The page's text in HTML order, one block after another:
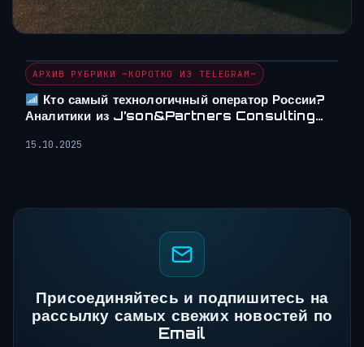
АРХИВ РУБРИКИ ~КОРОТКО ИЗ TELEGRAM~
Кто самый технологичный оператор России?
Аналитики из J’son&Partners Consulting…
15.10.2025
Присоединяйтесь и подпишитесь на
рассылку самых свежих новостей по
Email